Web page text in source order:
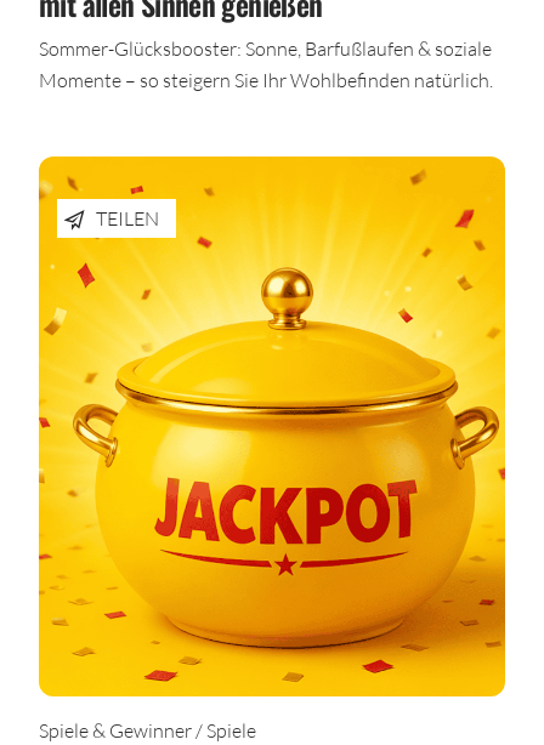
Sommer-Glücksbooster: Sonne, Barfußlaufen & soziale
Momente – so steigern Sie Ihr Wohlbefinden natürlich.
TEILEN
Spiele & Gewinner / Spiele